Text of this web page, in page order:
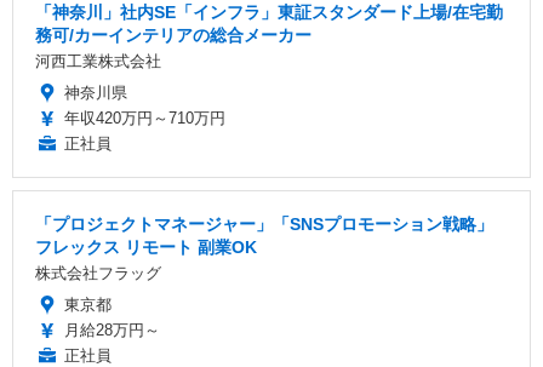
「神奈川」社内SE「インフラ」東証スタンダード上場/在宅勤
務可/カーインテリアの総合メーカー
河西工業株式会社
神奈川県
年収420万円～710万円
正社員
「プロジェクトマネージャー」「SNSプロモーション戦略」
フレックス リモート 副業OK
株式会社フラッグ
東京都
月給28万円～
正社員